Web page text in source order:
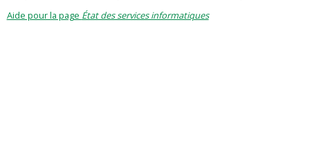
Aide pour la page État des services informatiques